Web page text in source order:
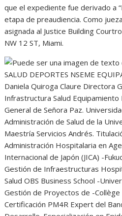
que el expediente fue derivado a
etapa de preaudiencia. Como
asignada al Justice Building
NW 12 ST, Miami.